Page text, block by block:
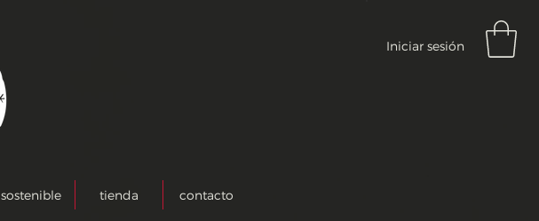
Iniciar sesión
sostenible tienda contacto